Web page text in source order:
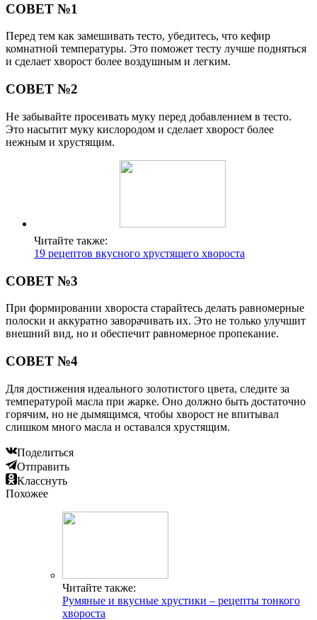
СОВЕТ №1
Перед тем как замешивать тесто, убедитесь, что кефир
комнатной температуры. Это поможет тесту лучше подняться
и сделает хворост более воздушным и легким.
СОВЕТ №2
Не забывайте просеивать муку перед добавлением в тесто.
Это насытит муку кислородом и сделает хворост более
нежным и хрустящим.
Читайте также:
19 рецептов вкусного хрустящего хвороста
СОВЕТ №3
При формировании хвороста старайтесь делать равномерные
полоски и аккуратно заворачивать их. Это не только улучшит
внешний вид, но и обеспечит равномерное пропекание.
СОВЕТ №4
Для достижения идеального золотистого цвета, следите за
температурой масла при жарке. Оно должно быть достаточно
горячим, но не дымящимся, чтобы хворост не впитывал
слишком много масла и оставался хрустящим.
Поделиться
Отправить
Класснуть
Похожее
Читайте также:
Румяные и вкусные хрустики – рецепты тонкого
хвороста